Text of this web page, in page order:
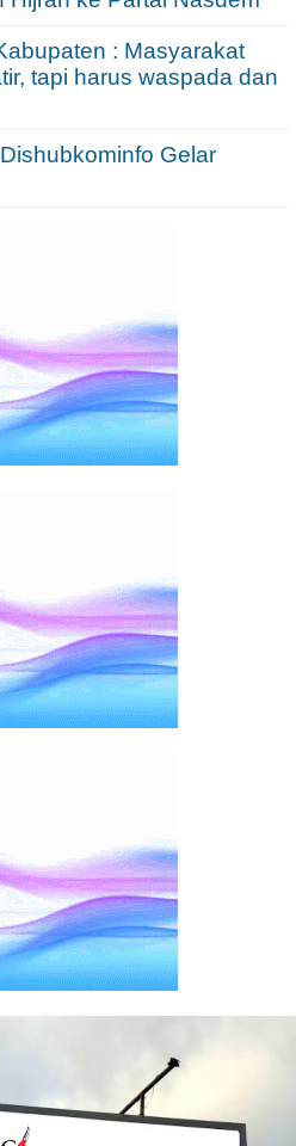
: Masyarakat
tapi harus waspada dan
Gelar